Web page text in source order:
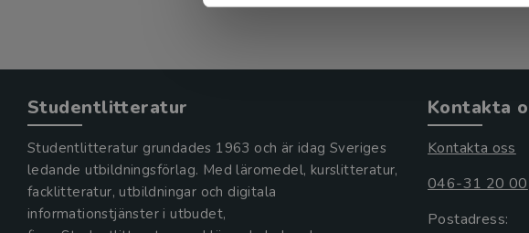
Studentlitteratur
Studentlitteratur grundades 1963 och är idag Sveriges
ledande utbildningsförlag. Med läromedel, kurslitteratur,
facklitteratur, utbildningar och digitala
informationstjänster i utbudet,
Kontakta
Kontakta oss
046-31 20 00
Postadress: